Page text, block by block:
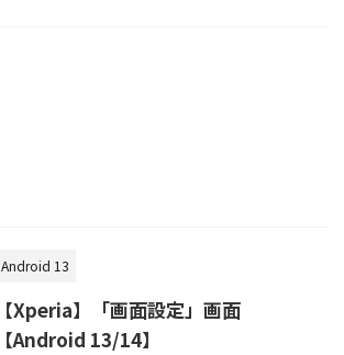
Android 13
【Xperia】「画面設定」画面
【Android 13/14】